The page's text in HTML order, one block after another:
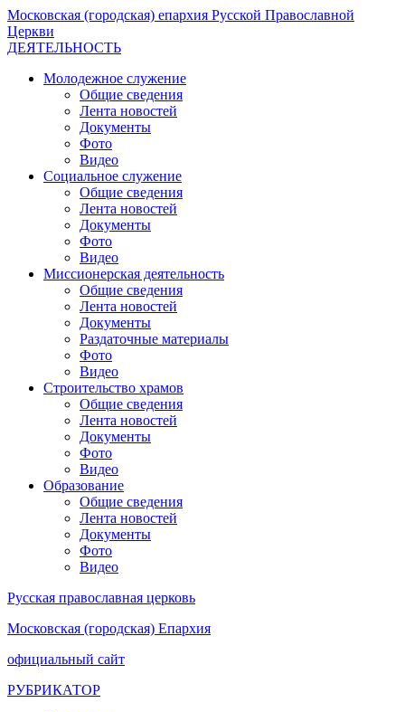
Московская (городская) епархия Русской Православной
Церкви
ДЕЯТЕЛЬНОСТЬ
Молодежное служение
Общие сведения
Лента новостей
Документы
Фото
Видео
Социальное служение
Общие сведения
Лента новостей
Документы
Фото
Видео
Миссионерская деятельность
Общие сведения
Лента новостей
Документы
Раздаточные материалы
Фото
Видео
Строительство храмов
Общие сведения
Лента новостей
Документы
Фото
Видео
Образование
Общие сведения
Лента новостей
Документы
Фото
Видео
Русская православная церковь
Московская (городская) Епархия
официальный сайт
РУБРИКАТОР